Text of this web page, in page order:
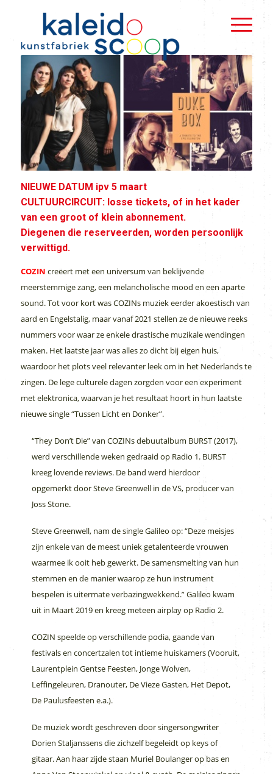
NIEUWE DATUM ipv 5 maart
CULTUURCIRCUIT: losse tickets, of in het kader
van een groot of klein abonnement.
Diegenen die reserveerden, worden persoonlijk
verwittigd.
COZIN creëert met een universum van beklijvende
meerstemmige zang, een melancholische mood en een aparte
sound. Tot voor kort was COZINs muziek eerder akoestisch van
aard en Engelstalig, maar vanaf 2021 stellen ze de nieuwe reeks
nummers voor waar ze enkele drastische muzikale wendingen
maken. Het laatste jaar was alles zo dicht bij eigen huis,
waardoor het plots veel relevanter leek om in het Nederlands te
zingen. De lege culturele dagen zorgden voor een experiment
met elektronica, waarvan je het resultaat hoort in hun laatste
nieuwe single “Tussen Licht en Donker”.
“They Don’t Die” van COZINs debuutalbum BURST (2017),
werd verschillende weken gedraaid op Radio 1. BURST
kreeg lovende reviews. De band werd hierdoor
opgemerkt door Steve Greenwell in de VS, producer van
Joss Stone.
Steve Greenwell, nam de single Galileo op: “Deze meisjes
zijn enkele van de meest uniek getalenteerde vrouwen
waarmee ik ooit heb gewerkt. De samensmelting van hun
stemmen en de manier waarop ze hun instrument
bespelen is uitermate verbazingwekkend.” Galileo kwam
uit in Maart 2019 en kreeg meteen airplay op Radio 2.
COZIN speelde op verschillende podia, gaande van
festivals en concertzalen tot intieme huiskamers (Vooruit,
Laurentplein Gentse Feesten, Jonge Wolven,
Leffingeleuren, Dranouter, De Vieze Gasten, Het Depot,
De Paulusfeesten e.a.).
De muziek wordt geschreven door singersongwriter
Dorien Staljanssens die zichzelf begeleidt op keys of
gitaar. Aan haar zijde staan Muriel Boulanger op bas en